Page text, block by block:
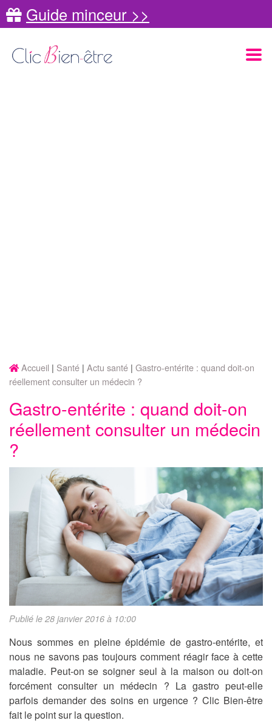
Guide minceur >>
Accueil Santé Actu santé Gastro-entérite : quand doit-on
réellement consulter un médecin ?
Gastro-entérite : quand doit-on
réellement consulter un médecin
?
Publié le 28 janvier 2016 à 10:00
Nous sommes en pleine épidémie de gastro-entérite, et
nous ne savons pas toujours comment réagir face à cette
maladie. Peut-on se soigner seul à la maison ou doit-on
forcément consulter un médecin ? La gastro peut-elle
parfois demander des soins en urgence ? Clic Bien-être
fait le point sur la question.